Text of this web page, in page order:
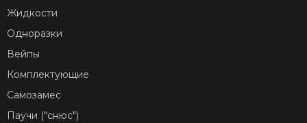
Жидкости
Одноразки
Вейпы
Комплектующие
Самозамес
Паучи ("снюс")